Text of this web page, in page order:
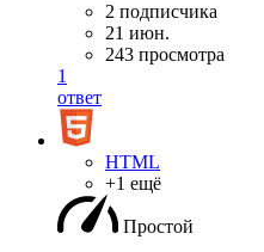
2 подписчика
21 июн.
243 просмотра
1
ответ
HTML
+1 ещё
Простой